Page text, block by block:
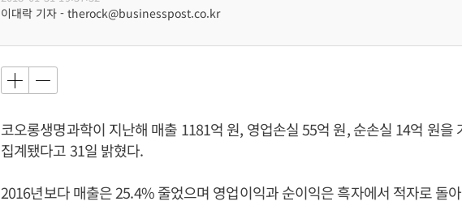
이대락 기자 - therock@businesspost.co.kr
코오롱생명과학이 지난해 매출 1181억 원, 영업손실 55억 원, 순손실 14억 원을
집계됐다고 31일 밝혔다.
2016년보다 매출은 25.4% 줄었으며 영업이익과 순이익은 흑자에서 적자로 돌